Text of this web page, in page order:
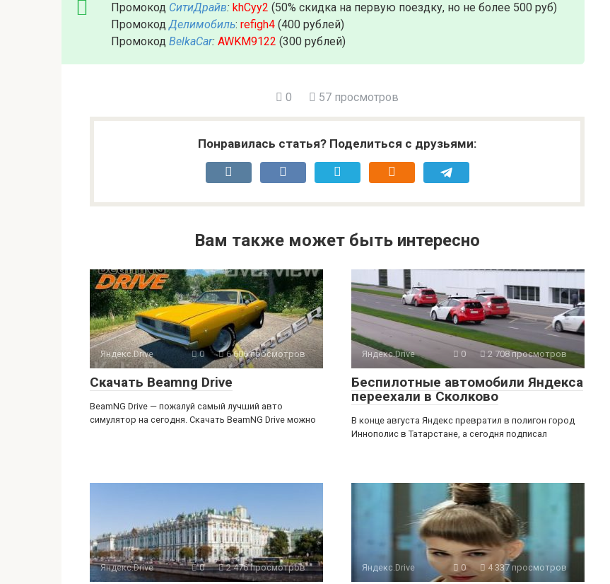
Промокод СитиДрайв: khCyy2 (50% скидка на первую поездку, но не более 500 руб)
ПромокодДелимобиль: refigh4 (400 рублей)
Промокод BelkaCar: AWKM9122 (300 рублей)
0 57 просмотров
Понравилась статья? Поделиться с друзьями:
Вам также может быть интересно
Яндекс.Drive 0 6 606 просмотров
Скачать Beamng Drive
BeamNG Drive — пожалуй самый лучший авто
симулятор на сегодня. Скачать BeamNG Drive можно
Яндекс.Drive 0 2 708 просмотров
Беспилотные автомобили Яндекса
переехали в Сколково
В конце августа Яндекс превратил в полигон город
Иннополис в Татарстане, а сегодня подписал
Яндекс.Drive 0 2 476 просмотров Яндекс.Drive 0 4 337 просмотров